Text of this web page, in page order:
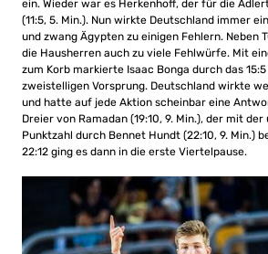
ein. Wieder war es Herkenhoff, der für die
(11:5, 5. Min.). Nun wirkte Deutschland immer
und zwang Ägypten zu einigen Fehlern. Neben
die Hausherren auch zu viele Fehlwürfe. Mit
zum Korb markierte Isaac Bonga durch das
zweistelligen Vorsprung. Deutschland wirkte
und hatte auf jede Aktion scheinbar eine
Dreier von Ramadan (19:10, 9. Min.), der mit
Punktzahl durch Bennet Hundt (22:10, 9. Min.)
22:12 ging es dann in die erste Viertelpause.